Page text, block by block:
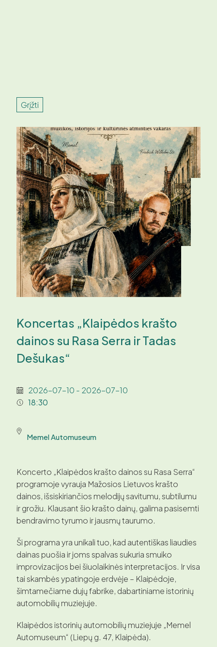
Grįžti
Koncertas „Klaipėdos krašto
dainos su Rasa Serra ir Tadas
Dešukas“
2026-07-10 - 2026-07-10
18:30
Memel Automuseum
Koncerto „Klaipėdos krašto dainos su Rasa Serra“
programoje vyrauja Mažosios Lietuvos krašto
dainos, išsiskiriančios melodijų savitumu, subtilumu
ir grožiu. Klausant šio krašto dainų, galima pasisemti
bendravimo tyrumo ir jausmų taurumo.
Ši programa yra unikali tuo, kad autentiškas liaudies
dainas puošia ir joms spalvas sukuria smuiko
improvizacijos bei šiuolaikinės interpretacijos. Ir visa
tai skambės ypatingoje erdvėje – Klaipėdoje,
šimtamečiame dujų fabrike, dabartiniame istorinių
automobilių muziejuje.
Klaipėdos istorinių automobilių muziejuje „Memel
Automuseum“ (Liepų g. 47, Klaipėda).